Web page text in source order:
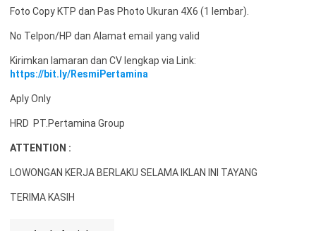
Foto Copy KTP dan Pas Photo Ukuran 4X6 (1 lembar).
No Telpon/HP dan Alamat email yang valid
Kirimkan lamaran dan CV lengkap via Link:
https://bit.ly/ResmiPertamina
Aply Only
HRD PT.Pertamina Group
ATTENTION :
LOWONGAN KERJA BERLAKU SELAMA IKLAN INI TAYANG
TERIMA KASIH